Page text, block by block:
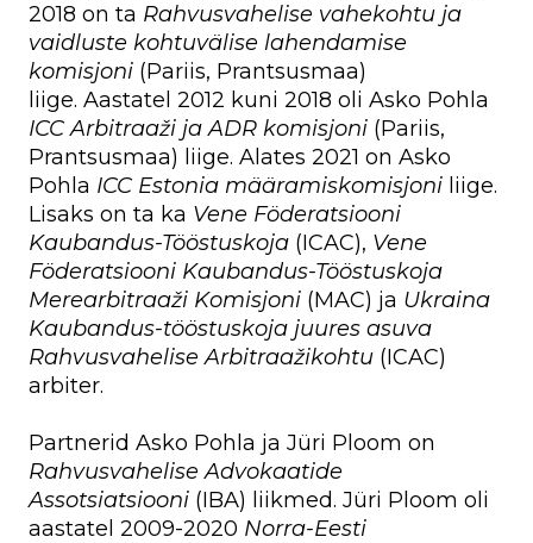
2018 on ta Rahvusvahelise vahekohtu ja
vaidluste kohtuvälise lahendamise
komisjoni (Pariis, Prantsusmaa)
liige. Aastatel 2012 kuni 2018 oli Asko Pohla
ICC Arbitraaži ja ADR komisjoni (Pariis,
Prantsusmaa) liige. Alates 2021 on Asko
Pohla ICC Estonia määramiskomisjoni liige.
Lisaks on ta ka Vene Föderatsiooni
Kaubandus-Tööstuskoja (ICAC), Vene
Föderatsiooni Kaubandus-Tööstuskoja
Merearbitraaži Komisjoni (MAC) ja Ukraina
Kaubandus-tööstuskoja juures asuva
Rahvusvahelise Arbitraažikohtu (ICAC)
arbiter.
Partnerid Asko Pohla ja Jüri Ploom on
Rahvusvahelise Advokaatide
Assotsiatsiooni (IBA) liikmed. Jüri Ploom oli
aastatel 2009-2020 Norra-Eesti